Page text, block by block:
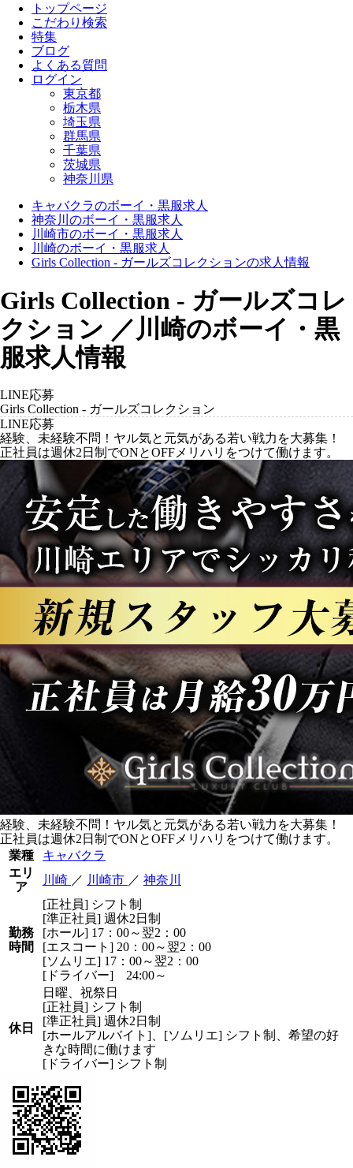
トップページ
こだわり検索
特集
ブログ
よくある質問
ログイン
東京都
栃木県
埼玉県
群馬県
千葉県
茨城県
神奈川県
キャバクラのボーイ・黒服求人
神奈川のボーイ・黒服求人
川崎市のボーイ・黒服求人
川崎のボーイ・黒服求人
Girls Collection - ガールズコレクションの求人情報
Girls Collection - ガールズコレ
クション ／川崎のボーイ・黒
服求人情報
LINE応募
Girls Collection - ガールズコレクション
LINE応募
経験、未経験不問！ヤル気と元気がある若い戦力を大募集！
正社員は週休2日制でONとOFFメリハリをつけて働けます。
経験、未経験不問！ヤル気と元気がある若い戦力を大募集！
正社員は週休2日制でONとOFFメリハリをつけて働けます。
業種
キャバクラ
エリ
ア
川崎 ／ 川崎市 ／ 神奈川
勤務
時間
[正社員] シフト制
[準正社員] 週休2日制
[ホール] 17：00～翌2：00
[エスコート] 20：00～翌2：00
[ソムリエ] 17：00～翌2：00
[ドライバー] 24:00～
休日
日曜、祝祭日
[正社員] シフト制
[準正社員] 週休2日制
[ホールアルバイト]、[ソムリエ] シフト制、希望の好
きな時間に働けます
[ドライバー] シフト制